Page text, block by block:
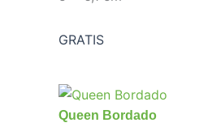
GRATIS
Queen Bordado